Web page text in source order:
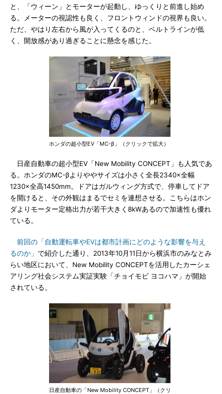
と、「ウィーン」とモーターが起動し、ゆっくりと前進し始め
る。メーターの視認性も良く、フロントウィンドの視界も良い。
ただ、やはり左右から風が入ってくるのと、ベルトラインが低
く、開放感があり過ぎることに懸念を感じた。
ホンダの超小型EV「MC-β」（クリックで拡大）
日産自動車の超小型EV「New Mobility CONCEPT」も人気であ
る。ホンダのMC-βよりややサイズは小さく全長2340×全幅
1230×全高1450mm。ドアはガルウィング方式で、停車してドア
を開けると、その外観はまるでセミを連想させる。こちらはホン
ダよりモーター定格出力が若干大きく8kWあるので加速性も優れ
ている。
前回の「自動運転車やEVは都市計画にどのような影響を与え
るのか」 で紹介した通り、2013年10月11日から横浜市のみなとみ
らい地区において、New Mobility CONCEPTを活用したカーシェ
アリング社会システム実証実験「チョイモビ ヨコハマ」が開始
されている。
日産自動車の「New Mobility CONCEPT」（クリ